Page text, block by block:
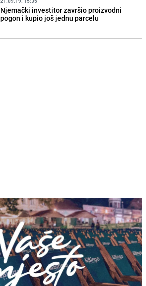
Njemački investitor završio proizvodni
pogon i kupio još jednu parcelu